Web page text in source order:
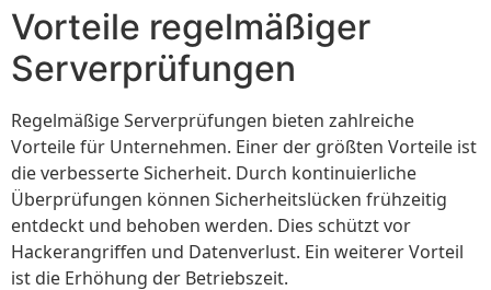
Vorteile regelmäßiger
Serverprüfungen
Regelmäßige Serverprüfungen bieten zahlreiche
Vorteile für Unternehmen. Einer der größten Vorteile ist
die verbesserte Sicherheit. Durch kontinuierliche
Überprüfungen können Sicherheitslücken frühzeitig
entdeckt und behoben werden. Dies schützt vor
Hackerangriffen und Datenverlust. Ein weiterer Vorteil
ist die Erhöhung der Betriebszeit.